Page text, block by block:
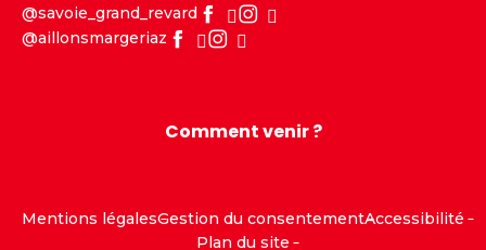
@savoie_grand_revard
@aillonsmargeriaz
Comment venir ?
Mentions légalesGestion du consentementAccessibilité
Plan du site